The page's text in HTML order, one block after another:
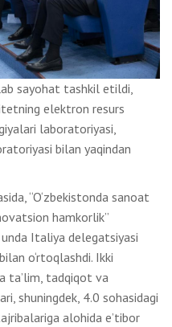
sayohat tashkil etildi,
elektron resurs
laboratoriyasi,
bilan yaqindan
“O‘zbekistonda sanoat
hamkorlik”
Italiya delegatsiyasi
o‘rtoqlashdi. Ikki
taʼlim, tadqiqot va
shuningdek, 4.0 sohasidagi
alohida eʼtibor